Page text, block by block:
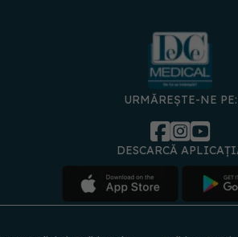
URMĂREȘTE-NE PE:
DESCARCĂ APLICAȚIA